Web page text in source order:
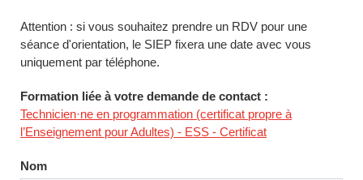
Attention : si vous souhaitez prendre un RDV pour une
séance d'orientation, le SIEP fixera une date avec vous
uniquement par téléphone.
Formation liée à votre demande de contact :
Technicien·ne en programmation (certificat propre à
l’Enseignement pour Adultes) - ESS - Certificat
Nom